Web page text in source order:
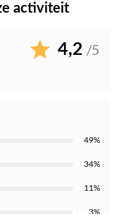
activiteit
4,2 /5
49%
34%
11%
3%